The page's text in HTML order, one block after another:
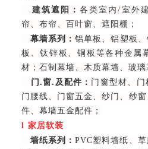
建筑遮阳：各类室内/室外
帘、布帘、百叶窗、遮阳棚；
幕墙系列：铝单板、铝塑板
板、钛锌板、铜板等各种金属
材；石制幕墙、木质幕墙、玻璃
门.窗.及配件： 门窗型材、门
门腰线、门窗五金、纱门、纱
件、幕墙五金配件；
l 家居软装
墙纸系列：PVC塑料墙纸、